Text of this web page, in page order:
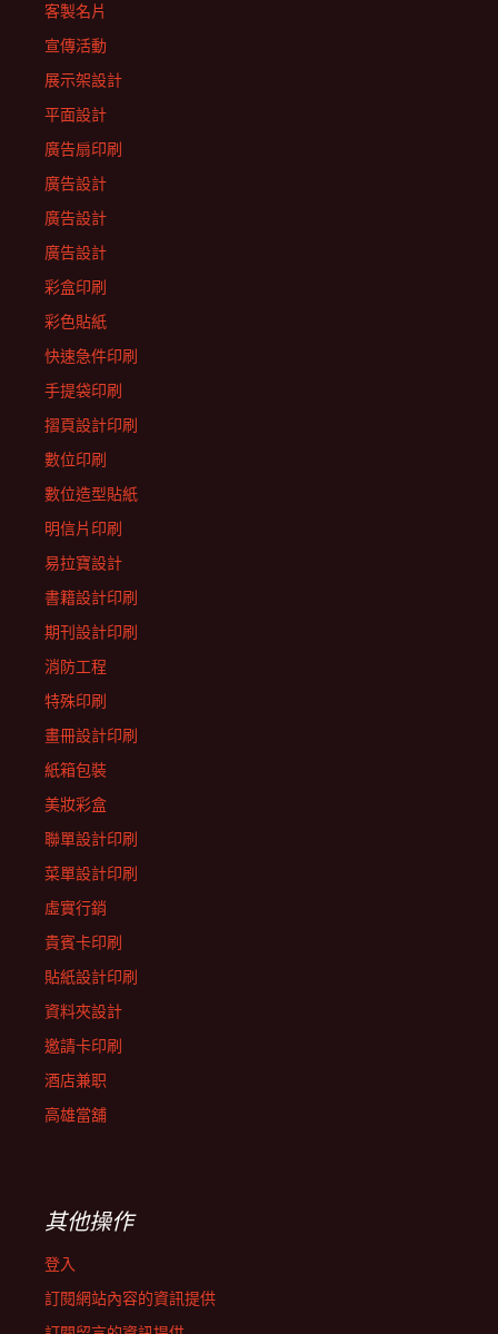
客製名片
宣傳活動
展示架設計
平面設計
廣告扇印刷
廣告設計
廣告設計
廣告設計
彩盒印刷
彩色貼紙
快速急件印刷
手提袋印刷
摺頁設計印刷
數位印刷
數位造型貼紙
明信片印刷
易拉寶設計
書籍設計印刷
期刊設計印刷
消防工程
特殊印刷
畫冊設計印刷
紙箱包裝
美妝彩盒
聯單設計印刷
菜單設計印刷
虛實行銷
貴賓卡印刷
貼紙設計印刷
資料夾設計
邀請卡印刷
酒店兼职
高雄當舖
其他操作
登入
訂閱網站內容的資訊提供